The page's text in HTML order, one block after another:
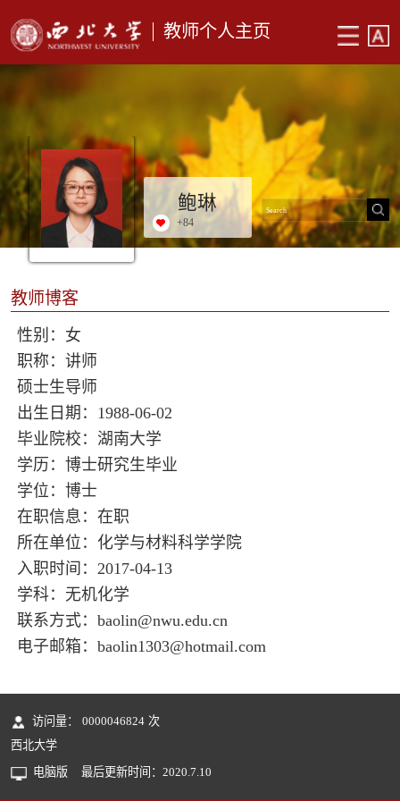
教师个人主页
鲍琳
+84
教师博客
性别：女
职称：讲师
硕士生导师
出生日期：1988-06-02
毕业院校：湖南大学
学历：博士研究生毕业
学位：博士
在职信息：在职
所在单位：化学与材料科学学院
入职时间：2017-04-13
学科：无机化学
联系方式：baolin@nwu.edu.cn
电子邮箱： baolin1303@hotmail.com
访问量： 0000046824 次
西北大学
电脑版
最后更新时间： 2020.7.10